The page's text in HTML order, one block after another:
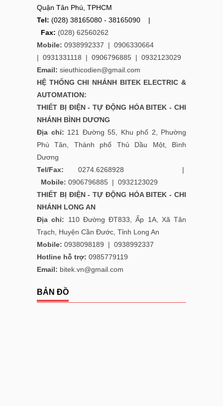
Quận Tân Phú, TPHCM
Tel: (028) 38165080 - 38165090 |
Fax: (028) 62560262
Mobile: 0938992337 | 0906330664
| 0931331118 | 0906796885 | 0932123029
Email: sieuthicodien@gmail.com
HỆ THỐNG CHI NHÁNH BITEK ELECTRIC &
AUTOMATION:
THIẾT BỊ ĐIỆN - TỰ ĐỘNG HÓA BITEK - CHI
NHÁNH BÌNH DƯƠNG
Địa chỉ: 121 Đường 55, Khu phố 2, Phường
Phú Tân, Thành phố Thủ Dầu Một, Bình
Dương
Tel/Fax: 0274.6268928 |
Mobile: 0906796885 | 0932123029
THIẾT BỊ ĐIỆN - TỰ ĐỘNG HÓA BITEK - CHI
NHÁNH LONG AN
Địa chỉ:
110 Đường ĐT833, Ấp 1A, Xã Tân
Trạch, Huyện Cần Đước, Tỉnh Long An
Mobile: 0938098189 | 0938992337
Hotline hỗ trợ: 0985779119
Email: bitek.vn@gmail.com
BẢN ĐỒ